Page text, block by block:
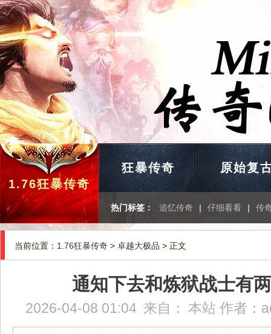
1.76狂暴传奇
狂暴传奇 原始复
热门标签： 追忆传奇 | 仔细看看 | 传
当前位置： 1.76狂暴传奇 > 卓越大极品 > 正文
通知下去和炼狱战士有
2026-04-08 01:04 来自： 本站 作者：